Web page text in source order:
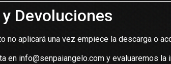
Devoluciones
aplicará una vez empiece la descarga o
en info@senpaiangelo.comy evaluaremos la